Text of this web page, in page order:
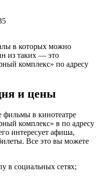
в которых можно
из таких — это
комплекс» по адресу
и цены
фильмы в кинотеатре
комплекс» в по адресу
интересует афиша,
Все это вы можете
в социальных сетях;